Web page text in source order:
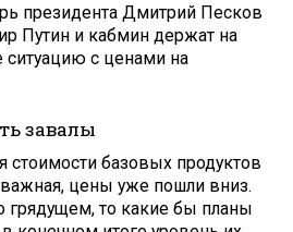
президента Дмитрий Песков
Путин и кабмин держат на
ситуацию с ценами на
завалы
стоимости базовых продуктов
важная, цены уже пошли вниз.
грядущем, то какие бы планы